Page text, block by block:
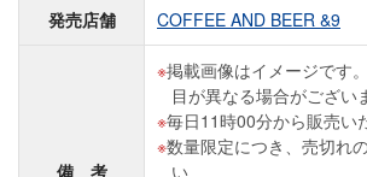
発売店舗 COFFEE AND BEER &9
備 考
掲載画像はイメージです
目が異なる場合がござい
毎日11時00分から販売い
数量限定につき、売切れ
い